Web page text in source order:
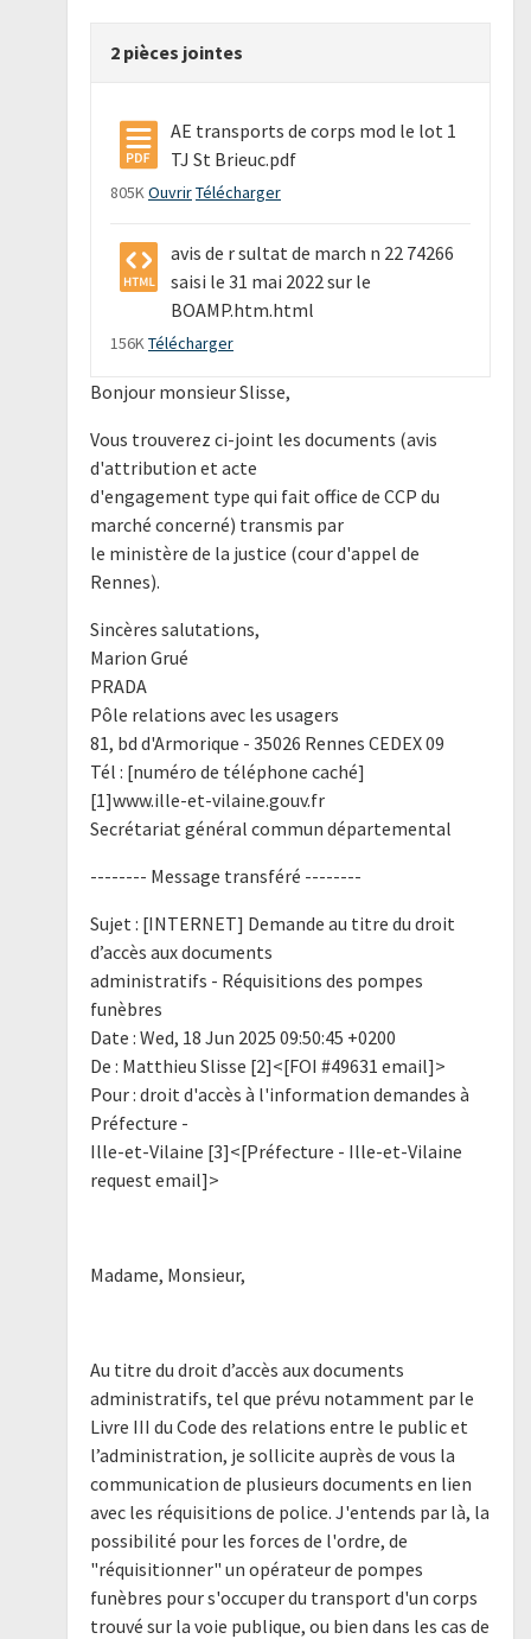
2 pièces jointes
AE transports de corps mod le lot 1
TJ St Brieuc.pdf
805K OuvrirTélécharger
avis de r sultat de march n 22 74266
saisi le 31 mai 2022 sur le
BOAMP.htm.html
156K Télécharger
Bonjour monsieur Slisse,
Vous trouverez ci-joint les documents (avis
d'attribution et acte
d'engagement type qui fait office de CCP du
marché concerné) transmis par
le ministère de la justice (cour d'appel de
Rennes).
Sincères salutations,
Marion Grué
PRADA
Pôle relations avec les usagers
81, bd d'Armorique - 35026 Rennes CEDEX 09
Tél : [numéro de téléphone caché]
[1]www.ille-et-vilaine.gouv.fr
Secrétariat général commun départemental
-------- Message transféré --------
Sujet : [INTERNET] Demande au titre du droit
d’accès aux documents
administratifs - Réquisitions des pompes
funèbres
Date : Wed, 18 Jun 2025 09:50:45 +0200
De : Matthieu Slisse [2]<[FOI #49631 email]>
Pour : droit d'accès à l'information demandes à
Préfecture -
Ille-et-Vilaine [3]<[Préfecture - Ille-et-Vilaine
request email]>
Madame, Monsieur,
Au titre du droit d’accès aux documents
administratifs, tel que prévu notamment par le
Livre III du Code des relations entre le public et
l’administration, je sollicite auprès de vous la
communication de plusieurs documents en lien
avec les réquisitions de police. J'entends par là, la
possibilité pour les forces de l'ordre, de
"réquisitionner" un opérateur de pompes
funèbres pour s'occuper du transport d'un corps
trouvé sur la voie publique, ou bien dans les cas de